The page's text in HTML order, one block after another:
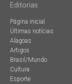
Editorias
Página inicial
Últimas notícias
Alagoas
Artigos
Brasil/Mundo
Cultura
Esporte